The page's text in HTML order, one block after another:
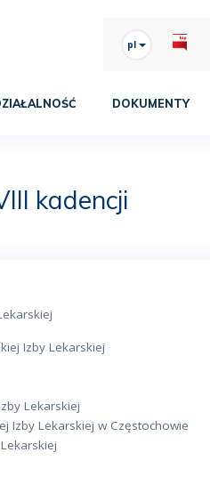
pl
DOKUMENTY
kadencji
Izby Lekarskiej
Lekarskiej
Izby Lekarskiej w Częstochowie